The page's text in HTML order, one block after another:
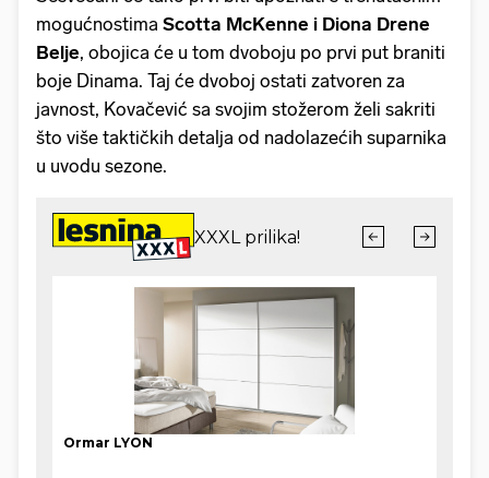
mogućnostima Scotta McKenne i Diona Drene
Belje, obojica će u tom dvoboju po prvi put braniti
boje Dinama. Taj će dvoboj ostati zatvoren za
javnost, Kovačević sa svojim stožerom želi sakriti
što više taktičkih detalja od nadolazećih suparnika
u uvodu sezone.